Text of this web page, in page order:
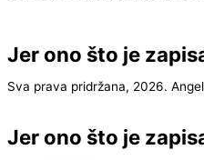
Jer ono što je
Sva prava pridržana, 2026.
Jer ono što je